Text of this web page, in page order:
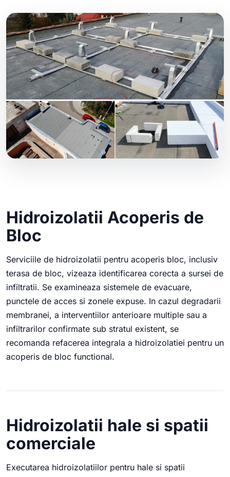
Hidroizolatii Acoperis de
Bloc
Serviciile de hidroizolatii pentru acoperis bloc, inclusiv
terasa de bloc, vizeaza identificarea corecta a sursei de
infiltratii. Se examineaza sistemele de evacuare,
punctele de acces si zonele expuse. In cazul degradarii
membranei, a interventiilor anterioare multiple sau a
infiltrarilor confirmate sub stratul existent, se
recomanda refacerea integrala a hidroizolatiei pentru un
acoperis de bloc functional.
Hidroizolatii hale si spatii
comerciale
Executarea hidroizolatiilor pentru hale si spatii